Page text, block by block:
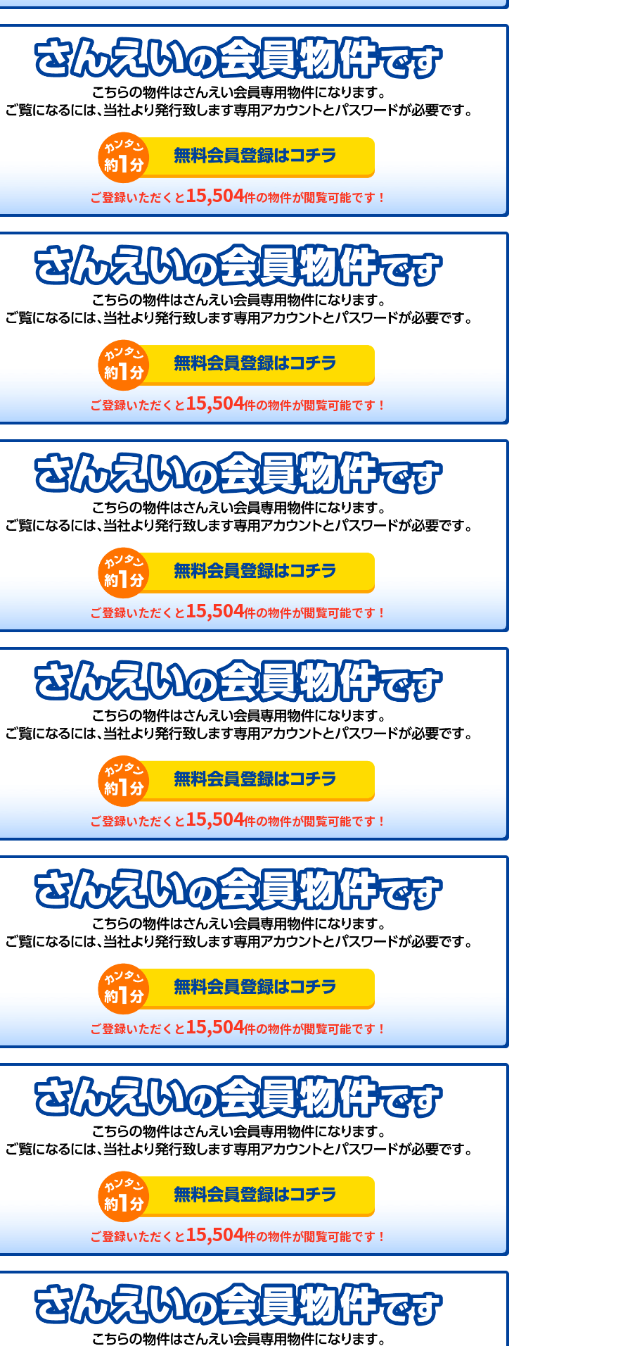
ご登録いただくと15,504件の物件が閲覧可能です！
ご登録いただくと15,504件の物件が閲覧可能です！
ご登録いただくと15,504件の物件が閲覧可能です！
ご登録いただくと15,504件の物件が閲覧可能です！
ご登録いただくと15,504件の物件が閲覧可能です！
ご登録いただくと15,504件の物件が閲覧可能です！